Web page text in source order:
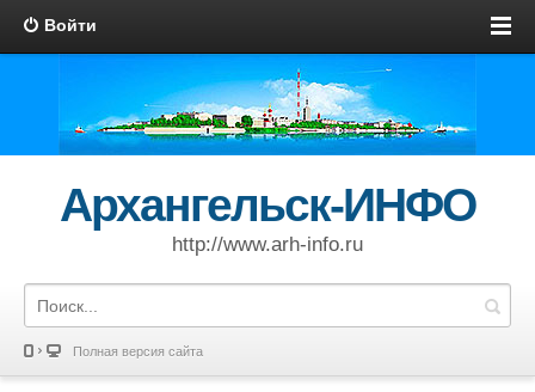
Войти
Архангельск-ИНФО
http://www.arh-info.ru
Полная версия сайта